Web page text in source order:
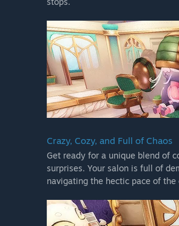
Crazy, Cozy, and Full of Chaos
Get ready for a unique blend of
surprises. Your salon is full of
navigating the hectic pace of the